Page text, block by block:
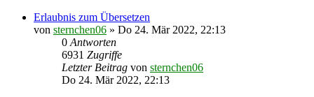
Erlaubnis zum Übersetzen
von sternchen06 » Do 24. Mär 2022, 22:13
0 Antworten
6931 Zugriffe
Letzter Beitrag von sternchen06
Do 24. Mär 2022, 22:13